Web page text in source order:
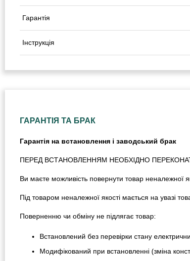
Гарантія
Інструкція
ГАРАНТІЯ ТА БРАК
Гарантія на встановлення і заводський брак
ПЕРЕД ВСТАНОВЛЕННЯМ НЕОБХІДНО
Ви маєте можливість повернути товар неналежної
Під товаром неналежної якості мається на увазі
Поверненню чи обміну не підлягає товар:
Встановлений без перевірки стану
Модифікований при встановленні (зміна